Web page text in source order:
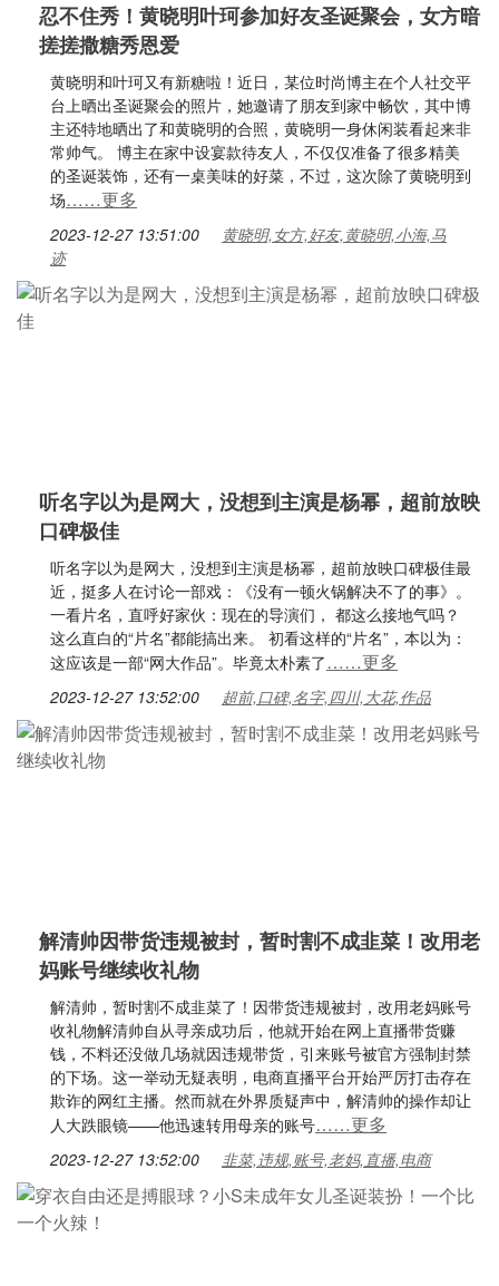
忍不住秀！黄晓明叶珂参加好友圣诞聚会，女方暗
搓搓撒糖秀恩爱
黄晓明和叶珂又有新糖啦！近日，某位时尚博主在个人社交平
台上晒出圣诞聚会的照片，她邀请了朋友到家中畅饮，其中博
主还特地晒出了和黄晓明的合照，黄晓明一身休闲装看起来非
常帅气。 博主在家中设宴款待友人，不仅仅准备了很多精美
的圣诞装饰，还有一桌美味的好菜，不过，这次除了黄晓明到
场……更多
2023-12-27 13:51:00
黄晓明,女方,好友,黄晓明,小海,马
迹
听名字以为是网大，没想到主演是杨幂，超前放映
口碑极佳
听名字以为是网大，没想到主演是杨幂，超前放映口碑极佳最
近，挺多人在讨论一部戏：《没有一顿火锅解决不了的事》。
一看片名，直呼好家伙：现在的导演们， 都这么接地气吗？
这么直白的“片名”都能搞出来。 初看这样的“片名”，本以为：
这应该是一部“网大作品”。毕竟太朴素了……更多
2023-12-27 13:52:00 超前,口碑,名字,四川,大花,作品
解清帅因带货违规被封，暂时割不成韭菜！改用老
妈账号继续收礼物
解清帅，暂时割不成韭菜了！因带货违规被封，改用老妈账号
收礼物解清帅自从寻亲成功后，他就开始在网上直播带货赚
钱，不料还没做几场就因违规带货，引来账号被官方强制封禁
的下场。这一举动无疑表明，电商直播平台开始严厉打击存在
欺诈的网红主播。然而就在外界质疑声中，解清帅的操作却让
人大跌眼镜——他迅速转用母亲的账号……更多
2023-12-27 13:52:00 韭菜,违规,账号,老妈,直播,电商